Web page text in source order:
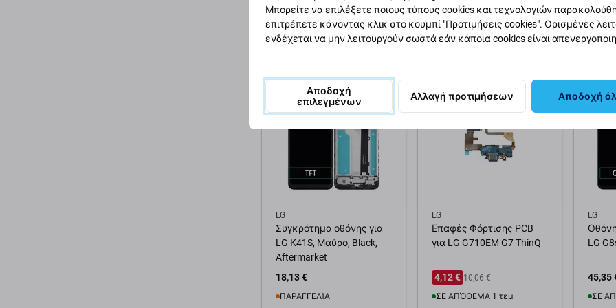
3,52 €
ΣΕ ΑΠΌΘΕΜΑ 1 τεμ
Προσθήκη στο καλάθι
7,35 €
ΣΕ ΑΠΌΘΕΜΑ 3 τεμ
55,43
LG
Συγκρότημα οθόνης για
LG K41S, Μαύρο, Black,
Aftermarket
18,13 €
ΠΑΡΑΓΓΕΛΊΑ
LG
Επαφές Φόρτισης PCB
για LG G710EM G7 ThinQ
4,12 € 10,06 €
ΣΕ ΑΠΌΘΕΜΑ 1 τεμ
LG
LG
45,35
ΣΕ
Μπορείτε να επιλέξετε ποιους τύπους cookies και τεχνολογιών
επιτρέπετε κάνοντας κλικ στο κουμπί "Προτιμήσεις cookies". Ορισμένες
ενδέχεται να μην λειτουργούν σωστά εάν κάποια cookies είναι
Αποδοχή
επιλεγμένων
Αλλαγή προτιμήσεων Αποδοχή